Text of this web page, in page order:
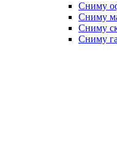
Сниму
Сниму
Сниму
Сниму